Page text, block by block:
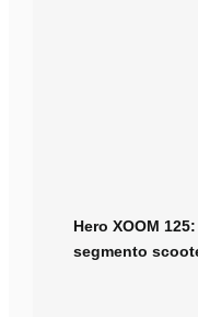
Hero XOOM
segmento